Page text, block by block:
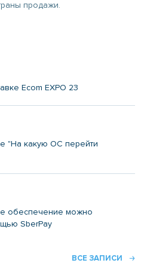
продажи.
Ecom EXPO 23
"На какую ОС перейти
обеспечение можно
SberPay
ВСЕ ЗАПИСИ